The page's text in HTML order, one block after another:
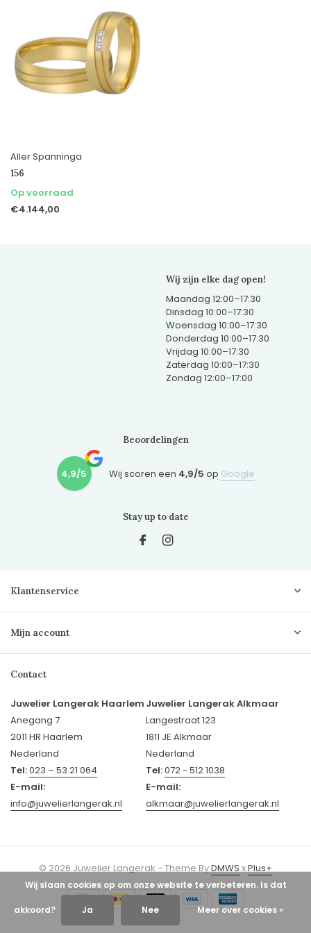
Aller Spanninga
156
Op voorraad
€4.144,00
Wij zijn elke dag open!
Maandag 12:00–17:30
Dinsdag 10:00–17:30
Woensdag 10:00–17:30
Donderdag 10:00–17:30
Vrijdag 10:00–17:30
Zaterdag 10:00–17:30
Zondag 12:00–17:00
Beoordelingen
4,9/5 Wij scoren een 4,9/5 op Google
Stay up to date
Klantenservice
Mijn account
Contact
Juwelier Langerak Haarlem
Anegang 7
2011 HR Haarlem
Nederland
Tel:023 – 53 21 064
E-mail:
info@juwelierlangerak.nl
Juwelier Langerak Alkmaar
Langestraat 123
1811 JE Alkmaar
Nederland
Tel:072 - 512 1038
E-mail:
alkmaar@juwelierlangerak.nl
© 2026 Juwelier Langerak - Theme ByDMWSxPlus+
Wij slaan cookies op om onze website te verbeteren. Is dat
akkoord? Ja Nee Meer over cookies »